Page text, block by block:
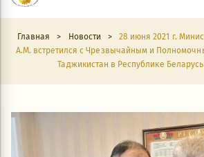
Главная > Новости >
28 июня 2021 г.
А.М. встретился с Чрезвычайным и
Таджикистан в Республике